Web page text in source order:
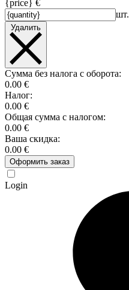
{price} €
шт.
Удалить
Сумма без налога с оборота:
0.00 €
Налог:
0.00 €
Общая сумма с налогом:
0.00 €
Ваша скидка:
0.00 €
Оформить заказ
Login